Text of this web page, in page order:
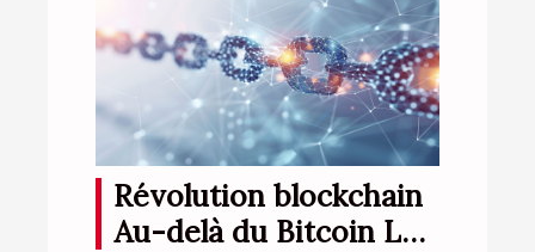
Révolution blockchain
Au-delà du Bitcoin Les